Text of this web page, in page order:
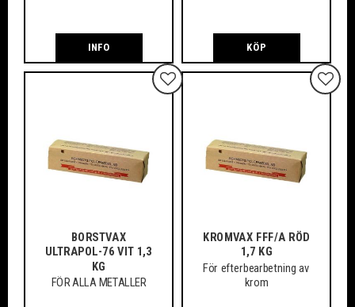
INFO KÖP
BORSTVAX
ULTRAPOL-76 VIT 1,3
KG
FÖR ALLA METALLER
Lägg till i favoriter
KROMVAX FFF/A RÖD
1,7 KG
För efterbearbetning av
krom
Lägg